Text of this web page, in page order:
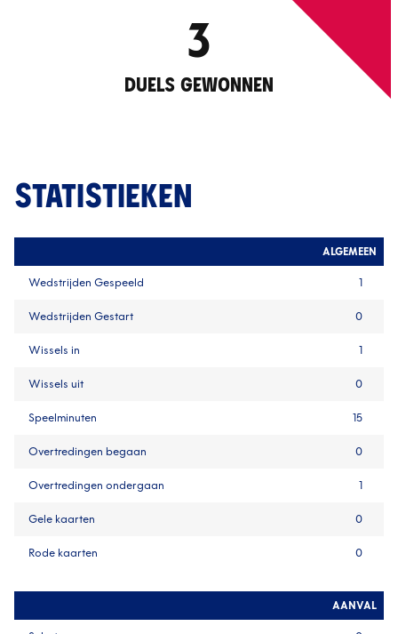
3
DUELS GEWONNEN
STATISTIEKEN
ALGEMEEN
Wedstrijden Gespeeld 1
Wedstrijden Gestart 0
Wissels in 1
Wissels uit 0
Speelminuten 15
Overtredingen begaan 0
Overtredingen ondergaan 1
Gele kaarten 0
Rode kaarten 0
AANVAL